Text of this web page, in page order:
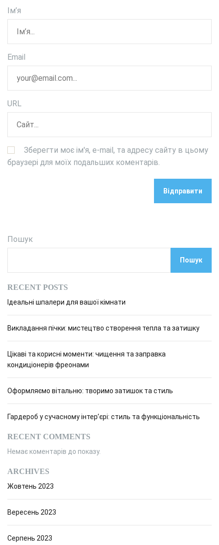
Ім’я
Email
URL
Зберегти моє ім'я, e-mail, та адресу сайту в цьому
браузері для моїх подальших коментарів.
Пошук
Пошук
RECENT POSTS
Ідеальні шпалери для вашої кімнати
Викладання пічки: мистецтво створення тепла та затишку
Цікаві та корисні моменти: чищення та заправка
кондиціонерів фреонами
Оформляємо вітальню: творимо затишок та стиль
Гардероб у сучасному інтер’єрі: стиль та функціональність
RECENT COMMENTS
Немає коментарів до показу.
ARCHIVES
Жовтень 2023
Вересень 2023
Серпень 2023